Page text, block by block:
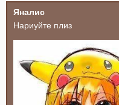
Яналис
Нариуйте плиз